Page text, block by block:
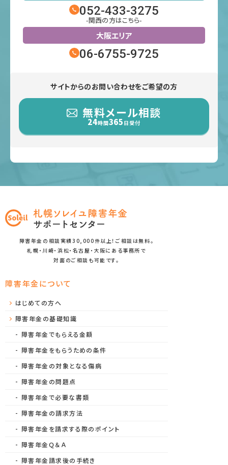
052-433-3275
-関西の方はこちら-
大阪エリア
06-6755-9725
サイトからのお問い合わせをご希望の方
無料メール相談
24時間365 日受付
障害年金の相談実績30,000件以上！ご相談は無料。
札幌・川崎・浜松・名古屋・大阪にある事務所で
対面のご相談も可能です。
障害年金について
はじめての方へ
障害年金の基礎知識
障害年金でもらえる金額
障害年金をもらうための条件
障害年金の対象となる傷病
障害年金の問題点
障害年金で必要な書類
障害年金の請求方法
障害年金を請求する際のポイント
障害年金Ｑ＆Ａ
障害年金請求後の手続き